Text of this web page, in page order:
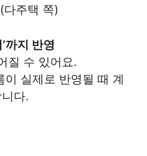
다주택 쪽)
까지 반영
질 수 있어요.
실제로 반영될 때 계
다.